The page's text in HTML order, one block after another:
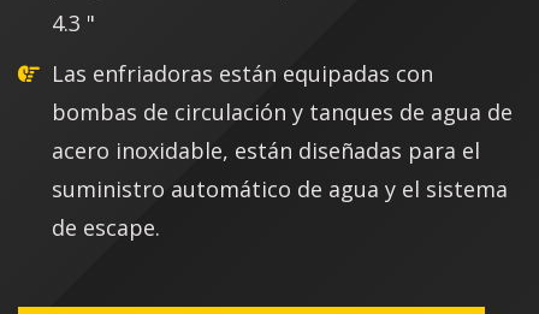
4.3 "
Las enfriadoras están equipadas con
bombas de circulación y tanques de agua de
acero inoxidable, están diseñadas para el
suministro automático de agua y el sistema
de escape.